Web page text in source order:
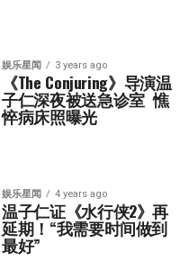
娱乐星闻 3 years ago
《The Conjuring》导演温
子仁深夜被送急诊室  憔
悴病床照曝光
娱乐星闻 4 years ago
温子仁证《水行侠2》再
延期！“我需要时间做到
最好”